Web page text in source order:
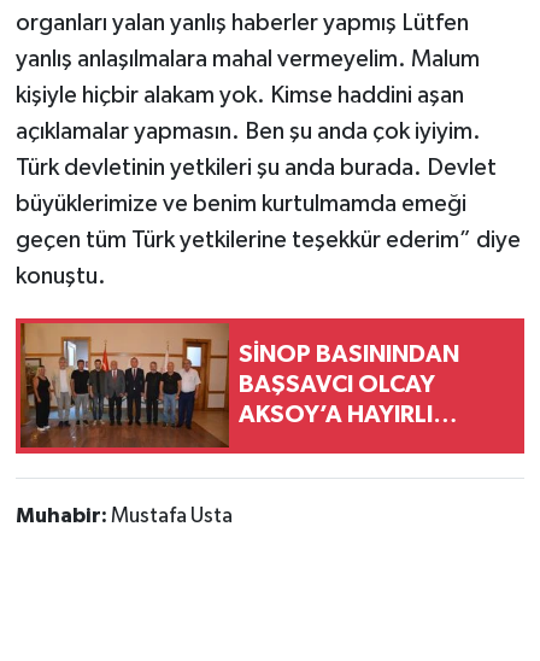
organları yalan yanlış haberler yapmış Lütfen
yanlış anlaşılmalara mahal vermeyelim. Malum
kişiyle hiçbir alakam yok. Kimse haddini aşan
açıklamalar yapmasın. Ben şu anda çok iyiyim.
Türk devletinin yetkileri şu anda burada. Devlet
büyüklerimize ve benim kurtulmamda emeği
geçen tüm Türk yetkilerine teşekkür ederim” diye
konuştu.
SİNOP BASININDAN
BAŞSAVCI OLCAY
AKSOY’A HAYIRLI
Muhabir: Mustafa Usta